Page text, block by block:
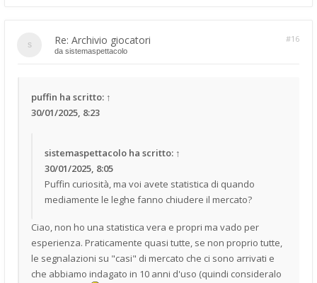
Re: Archivio giocatori #16
da sistemaspettacolo
puffin ha scritto: ↑
30/01/2025, 8:23
sistemaspettacolo ha scritto: ↑
30/01/2025, 8:05
Puffin curiosità, ma voi avete statistica di quando
mediamente le leghe fanno chiudere il mercato?
Ciao, non ho una statistica vera e propri ma vado per
esperienza. Praticamente quasi tutte, se non proprio tutte,
le segnalazioni su "casi" di mercato che ci sono arrivati e
che abbiamo indagato in 10 anni d'uso (quindi consideralo